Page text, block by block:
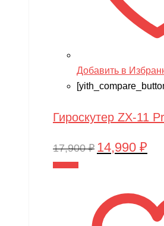
Добавить в
Гироскутер ZX-11
17,900₽
17,900 ₽.
14,990 ₽